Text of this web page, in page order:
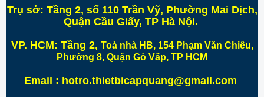
Trụ sở: Tầng 2, số 110 Trần Vỹ, Phường Mai Dịch,
Quận Cầu Giấy, TP Hà Nội.
VP. HCM: Tầng 2, Toà nhà HB, 154 Phạm Văn Chiêu,
Phường 8, Quận Gò Vấp, TP HCM
Email : hotro.thietbicapquang@gmail.com